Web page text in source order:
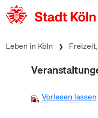
zum Inhalt springen
Leben in Köln
Vorlesen lassen